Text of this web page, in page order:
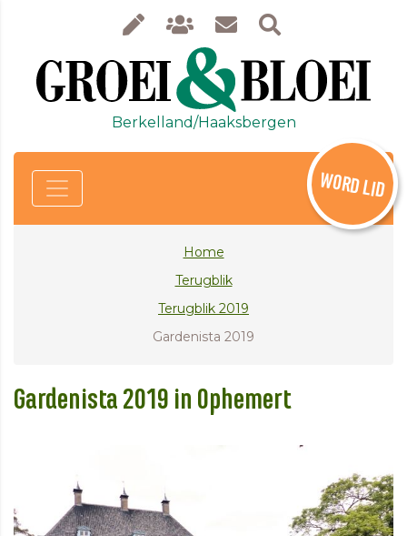
Berkelland/Haaksbergen
WORD LID
Home
Terugblik
Terugblik 2019
Gardenista 2019
Gardenista 2019 in Ophemert